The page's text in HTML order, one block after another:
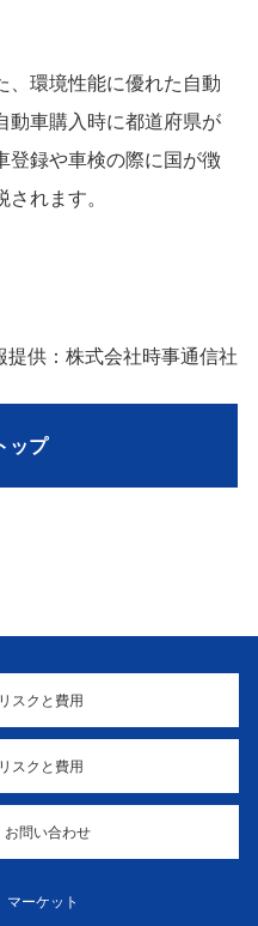
、環境性能に優れた自動
動車購入時に都道府県が
登録や車検の際に国が徴
れます。
提供：株式会社時事通信社
ップ
スクと費用
スクと費用
お問い合わせ
マーケット